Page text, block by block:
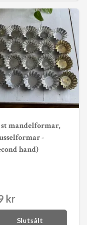
st mandelformar,
-
hand)
kr
Slutsålt